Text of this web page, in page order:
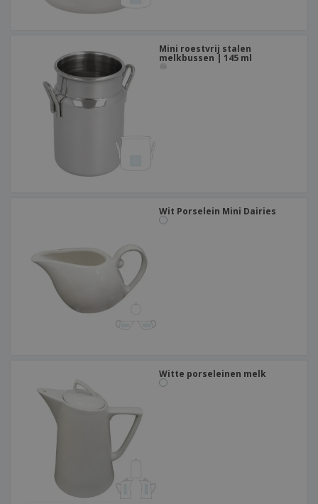
Mini roestvrij stalen
melkbussen | 145 ml
Wit Porselein Mini Dairies
Witte porseleinen melk